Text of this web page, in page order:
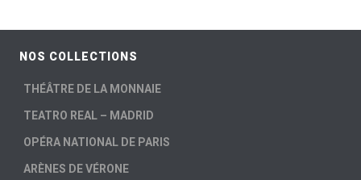
NOS COLLECTIONS
THÉÂTRE DE LA MONNAIE
TEATRO REAL – MADRID
OPÉRA NATIONAL DE PARIS
ARÈNES DE VÉRONE